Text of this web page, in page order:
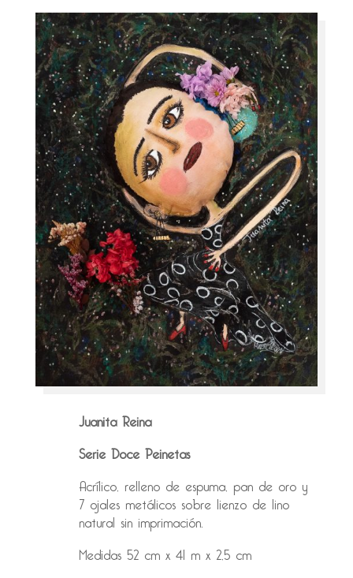
Juanita Reina
Serie Doce Peinetas
Acrílico, relleno de espuma, pan de oro y
7 ojales metálicos sobre lienzo de lino
natural sin imprimación.
Medidas 52 cm x 41 m x 2,5 cm